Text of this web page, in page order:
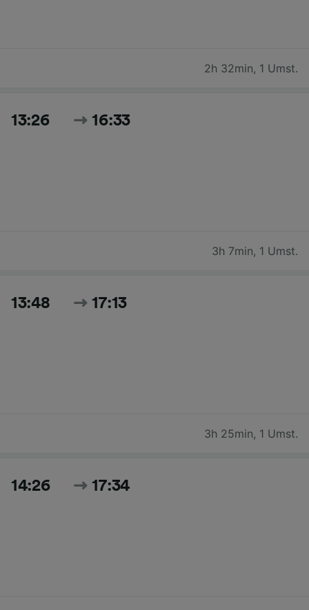
2h 32min, 1 Umst.
13:26 16:33
3h 7min, 1 Umst.
13:48 17:13
3h 25min, 1 Umst.
14:26 17:34